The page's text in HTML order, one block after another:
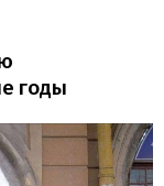
годы